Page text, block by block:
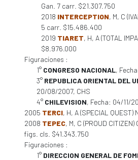
Gan. 7 carr. $21.307.750
2018 INTERCEPTION, M, C
5 carr. $15.486.400
2019 TIARET, H, A (TOTAL
$8.976.000
Figuraciones :
1° CONGRESO NACIONAL,
3° REPUBLICA ORIENTAL DEL
20/08/2007, CHS
4° CHILEVISION, Fecha: 04/11/
2005 TERCI, H, A (SPECIAL
2008 TEPEC, M, C (PROUD
figs. cls. $41.343.750
Figuraciones :
1° DIRECCION GENERAL DE